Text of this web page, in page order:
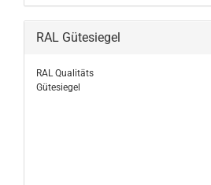
RAL Gütesiegel
RAL Qualitäts
Gütesiegel